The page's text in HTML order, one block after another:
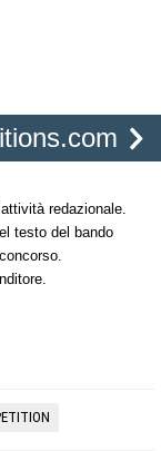
redazionale.
testo del bando